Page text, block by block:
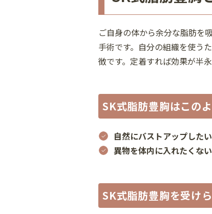
ご自身の体から余分な脂肪を
手術です。自分の組織を使う
徴です。定着すれば効果が半
SK式脂肪豊胸はこの
自然にバストアップした
異物を体内に入れたくな
SK式脂肪豊胸を受け